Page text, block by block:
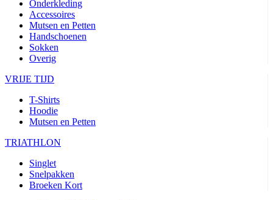
Onderkleding
Accessoires
Mutsen en Petten
Handschoenen
Sokken
Overig
VRIJE TIJD
T-Shirts
Hoodie
Mutsen en Petten
TRIATHLON
Singlet
Snelpakken
Broeken Kort